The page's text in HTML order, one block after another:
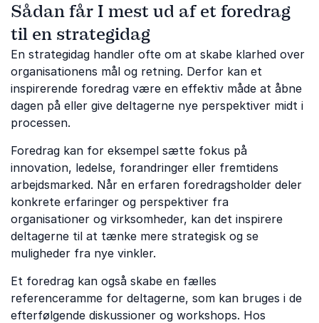
Sådan får I mest ud af et foredrag
til en strategidag
En strategidag handler ofte om at skabe klarhed over
organisationens mål og retning. Derfor kan et
inspirerende foredrag være en effektiv måde at åbne
dagen på eller give deltagerne nye perspektiver midt i
processen.
Foredrag kan for eksempel sætte fokus på
innovation, ledelse, forandringer eller fremtidens
arbejdsmarked. Når en erfaren foredragsholder deler
konkrete erfaringer og perspektiver fra
organisationer og virksomheder, kan det inspirere
deltagerne til at tænke mere strategisk og se
muligheder fra nye vinkler.
Et foredrag kan også skabe en fælles
referenceramme for deltagerne, som kan bruges i de
efterfølgende diskussioner og workshops. Hos